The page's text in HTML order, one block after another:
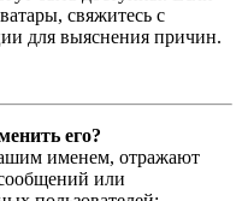
свяжитесь с
для выяснения причин.
его?
именем, отражают
или